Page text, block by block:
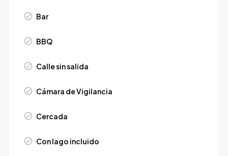
Bar
BBQ
Calle sin salida
Cámara de Vigilancia
Cercada
Con lago incluido